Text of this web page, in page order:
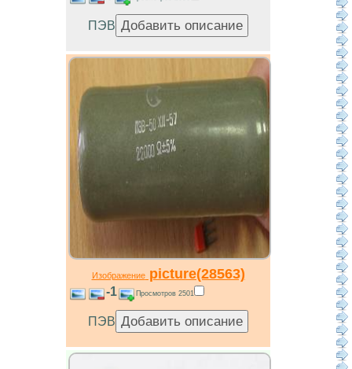
ПЭВ
Изображениеpicture(28563)
-1 Просмотров 2501
ПЭВ